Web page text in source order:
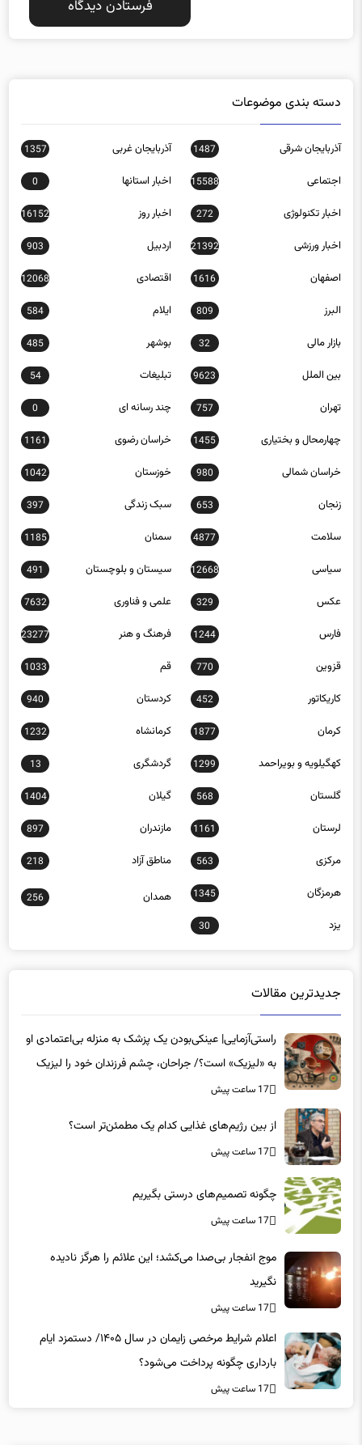
دسته بندی موضوعات
آذربایجان شرقی 1487 آذربایجان غربی 1357
اجتماعی 15588 اخبار استانها 0
اخبار تکنولوژی 272 اخبار روز 16152
اخبار ورزشی 21392 اردبیل 903
اصفهان 1616 اقتصادی 12068
البرز 809 ایلام 584
بازار مالی 32 بوشهر 485
بین الملل 9623 تبلیغات 54
تهران 757 چند رسانه ای 0
چهارمحال و بختیاری 1455 خراسان رضوی 1161
خراسان شمالی 980 خوزستان 1042
زنجان 653 سبک زندگی 397
سلامت 4877 سمنان 1185
سیاسی 12668 سیستان و بلوچستان 491
عکس 329 علمی و فناوری 7632
فارس 1244 فرهنگ و هنر 23277
قزوین 770 قم 1033
کاریکاتور 452 کردستان 940
کرمان 1877 کرمانشاه 1232
کهگیلویه و بویراحمد 1299 گردشگری 13
گلستان 568 گیلان 1404
لرستان 1161 مازندران 897
مرکزی 563 مناطق آزاد 218
هرمزگان 1345 همدان 256
یزد 30
جدیدترین مقالات
راستی‌آزمایی| عینکی‌بودن یک پزشک به منزله بی‌اعتمادی او
به «لیزیک» است؟/ جراحان، چشم فرزندان خود را لیزیک
می‌کنند؟
17 ساعت پیش
از بین رژیم‌های غذایی کدام یک مطمئن‌تر است؟‌
17 ساعت پیش
چگونه تصمیم‌های درستی بگیریم
17 ساعت پیش
موج انفجار بی‌صدا می‌کشد؛ این علائم را هرگز نادیده
نگیرید
17 ساعت پیش
اعلام شرایط مرخصی زایمان در سال ۱۴۰۵/ دستمزد ایام
بارداری چگونه پرداخت می‌شود؟
17 ساعت پیش